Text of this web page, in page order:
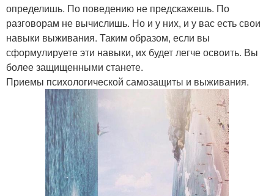
определишь. По поведению не предскажешь. По
разговорам не вычислишь. Но и у них, и у вас есть свои
навыки выживания. Таким образом, если вы
сформулируете эти навыки, их будет легче освоить. Вы
более защищенными станете.
Приемы психологической самозащиты и выживания.